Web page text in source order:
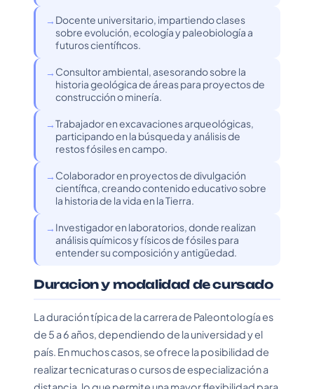
Docente universitario, impartiendo clases
sobre evolución, ecología y paleobiología a
futuros científicos.
Consultor ambiental, asesorando sobre la
historia geológica de áreas para proyectos de
construcción o minería.
Trabajador en excavaciones arqueológicas,
participando en la búsqueda y análisis de
restos fósiles en campo.
Colaborador en proyectos de divulgación
científica, creando contenido educativo sobre
la historia de la vida en la Tierra.
Investigador en laboratorios, donde realizan
análisis químicos y físicos de fósiles para
entender su composición y antigüedad.
Duracion y modalidad de cursado
La duración típica de la carrera de Paleontología es
de 5 a 6 años, dependiendo de la universidad y el
país. En muchos casos, se ofrece la posibilidad de
realizar tecnicaturas o cursos de especialización a